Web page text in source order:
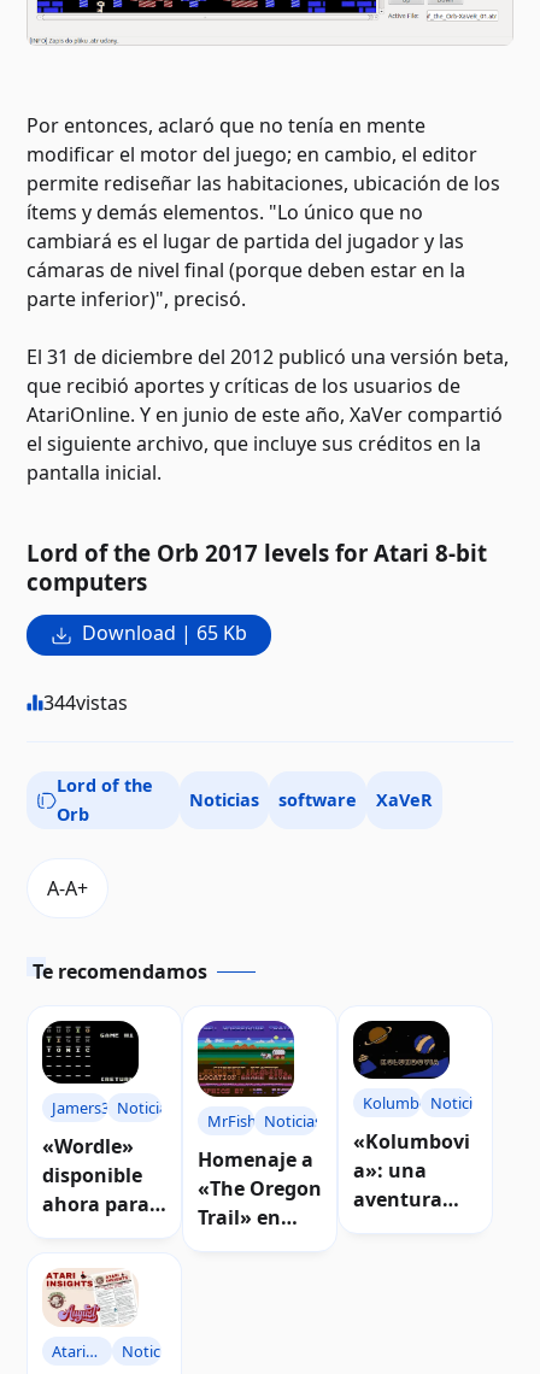
Por entonces, aclaró que no tenía en mente
modificar el motor del juego; en cambio, el editor
permite rediseñar las habitaciones, ubicación de los
ítems y demás elementos. "Lo único que no
cambiará es el lugar de partida del jugador y las
cámaras de nivel final (porque deben estar en la
parte inferior)", precisó.
El 31 de diciembre del 2012 publicó una versión beta,
que recibió aportes y críticas de los usuarios de
AtariOnline. Y en junio de este año, XaVer compartió
el siguiente archivo, que incluye sus créditos en la
pantalla inicial.
Lord of the Orb 2017 levels for Atari 8-bit
computers
Download | 65 Kb
344vistas
Lord of the
Orb
Noticias software XaVeR
Te recomendamos
Jamers303Noticias
«Wordle»
disponible
ahora para
en dos
idiomas |
Descarga
MrFish Noticias
Homenaje a
«The Oregon
Trail» en
KolumboviaNoticias
«Kolumbovi
a»: una
aventura
Atari
Noticias